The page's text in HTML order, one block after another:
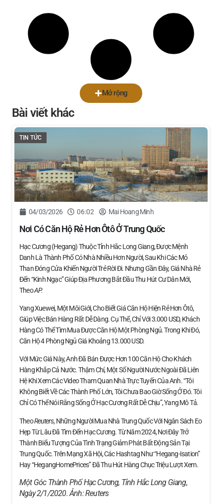
Mở rộng
Bài viết khác
TIN TỨC
04/03/2026 06:02 Mai Hoang Minh
Nơi Có Căn Hộ Rẻ Hơn Ôtô Ở Trung Quốc
Hạc Cương (Hegang) Thuộc Tỉnh Hắc Long Giang, Được Mệnh
Danh Là Thành Phố Có Nhà Nhiều Hơn Người, Sau Khi Các Mỏ
Than Đóng Cửa Khiến Người Trẻ Rời Đi. Nhưng Gần Đây, Giá Nhà Rẻ
Đến “kinh Ngạc” Giúp Địa Phương Bắt Đầu Thu Hút Cư Dân Mới,
TheoAP.
Yang Xuewei, Một Môi Giới, Cho Biết Giá Căn Hộ Hiện Rẻ Hơn Ôtô,
Giúp Việc Bán Hàng Rất Dễ Dàng. Cụ Thể, Chỉ Với 3.000 USD, Khách
Hàng Có Thể Tìm Mua Được Căn Hộ Một Phòng Ngủ. Trong Khi Đó,
Căn Hộ 4 Phòng Ngủ Giá Khoảng 13.000 USD.
Với Mức Giá Này, Anh Đã Bán Được Hơn 100 Căn Hộ Cho Khách
Hàng Khắp Cả Nước. Thậm Chí, Một Số Người Nước Ngoài Đã Liên
Hệ Khi Xem Các Video Tham Quan Nhà Trực Tuyến Của Anh. “Tôi
Không Biết Về Các Thành Phố Lớn, Tôi Chưa Bao Giờ Sống Ở Đó. Tôi
Chỉ Có Thể Nói Rằng Sống Ở Hạc Cương Rất Dễ Chịu”, Yang Mô Tả.
TheoReuters, Những Người Mua Nhà Trung Quốc Với Ngân Sách Eo
Hẹp Từ Lâu Đã Tìm Đến Hạc Cương. Từ Năm 2024, Nơi Đây Trở
Thành Biểu Tượng Của Tình Trạng Giảm Phát Bất Động Sản Tại
Trung Quốc. Trên Mạng Xã Hội, Các Hashtag Như “Hegang-Isation”
Hay “HegangHomePrices” Đã Thu Hút Hàng Chục Triệu Lượt Xem.
Một Góc Thành Phố Hạc Cương, Tỉnh Hắc Long Giang,
Ngày 2/1/2020. Ảnh:Reuters